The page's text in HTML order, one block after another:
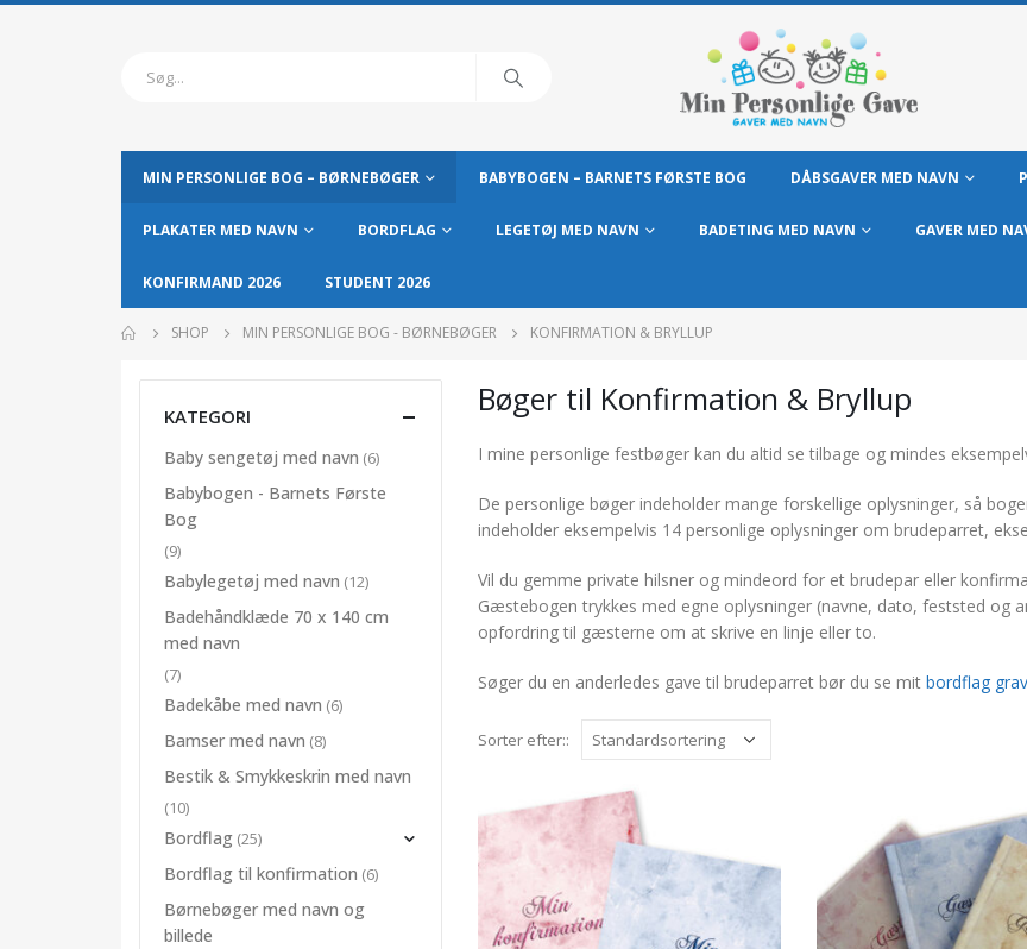
MIN PERSONLIGE BOG – BØRNEBØGER BABYBOGEN – BARNETS FØRSTE BOG DÅBSGAVER MED NAVN
PLAKATER MED NAVN BORDFLAG LEGETØJ MED NAVN BADETING MED NAVN GAVER MED
KONFIRMAND 2026 STUDENT 2026
SHOP MIN PERSONLIGE BOG - BØRNEBØGER KONFIRMATION & BRYLLUP
Bøger til Konfirmation & Bryllup
I mine personlige festbøger kan du altid se tilbage og mindes
De personlige bøger indeholder mange forskellige oplysninger, så
indeholder eksempelvis 14 personlige oplysninger om brudeparret,
Vil du gemme private hilsner og mindeord for et brudepar eller
Gæstebogen trykkes med egne oplysninger (navne, dato, feststed og
opfordring til gæsterne om at skrive en linje eller to.
Søger du en anderledes gave til brudeparret bør du se mit bordflag
Sorter efter::
KATEGORI
Baby sengetøj med navn (6)
Babybogen - Barnets Første
Bog
(9)
Babylegetøj med navn (12)
Badehåndklæde 70 x 140 cm
med navn
(7)
Badekåbe med navn (6)
Bamser med navn (8)
Bestik & Smykkeskrin med navn
(10)
Bordflag (25)
Bordflag til konfirmation (6)
Børnebøger med navn og
billede